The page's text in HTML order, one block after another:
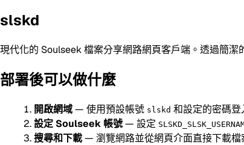
slskd
現代化的 Soulseek 檔案分享網路網頁客戶端。透過簡潔
部署後可以做什麼
開啟網域— 使用預設帳號 slskd 和設定的密碼登
設定 Soulseek 帳號— 設定
搜尋和下載— 瀏覽網路並從網頁介面直接下載檔